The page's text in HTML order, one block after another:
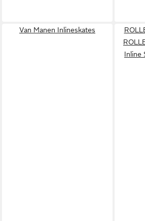
Van Manen Inlineskates
Inline